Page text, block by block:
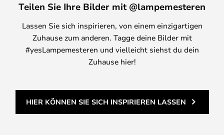
Teilen Sie Ihre Bilder mit @lampemesteren
Lassen Sie sich inspirieren, von einem einzigartigen
Zuhause zum anderen. Tagge deine Bilder mit
#yesLampemesteren und vielleicht siehst du dein
Zuhause hier!
HIER KÖNNEN SIE SICH INSPIRIEREN LASSEN